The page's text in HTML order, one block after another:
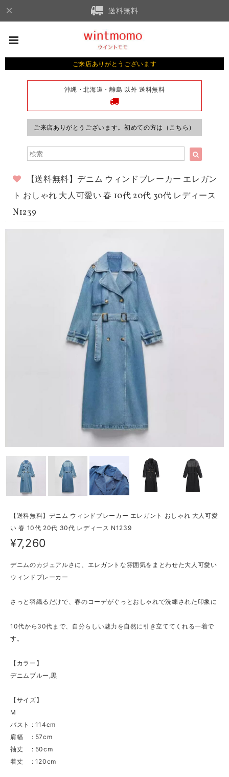
送料無料
ご来店ありがとうございます
沖縄・北海道・離島 以外 送料無料
ご来店ありがとうございます。初めての方は（こちら）
【送料無料】デニム ウィンドブレーカー エレガン
ト おしゃれ 大人可愛い 春 10代 20代 30代 レディース
N1239
【送料無料】デニム ウィンドブレーカー エレガント おしゃれ 大人可愛
い 春 10代 20代 30代 レディース N1239
¥7,260
デニムのカジュアルさに、エレガントな雰囲気をまとわせた大人可愛い
ウィンドブレーカー
さっと羽織るだけで、春のコーデがぐっとおしゃれで洗練された印象に
10代から30代まで、自分らしい魅力を自然に引き立ててくれる一着で
す。
【カラー】
デニムブルー,黒
【サイズ】
M
バスト : 114cm
肩幅 : 57cm
袖丈 : 50cm
着丈 : 120cm